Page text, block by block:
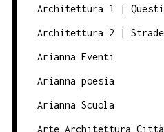
Architettura 1 |
Architettura 2 | Strade
Arianna Eventi
Arianna poesia
Arianna Scuola
Arte Architettura